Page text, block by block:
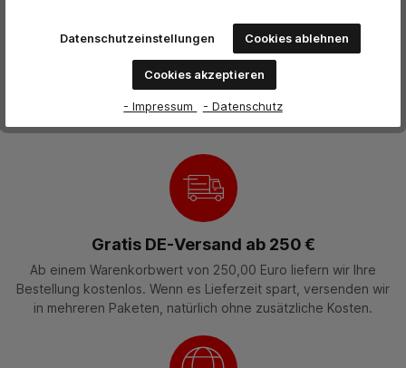
wir beraten Sie schnell, kompetent und unverbindlich.
+49 7545 933 9945
Mo-Fr, 09:00 - 16:00 Uhr
E-Mail-Beratung
Gratis DE-Versand ab 250 €
Ab einem Warenkorbwert von 250,00 Euro liefern wir Ihre
Bestellung kostenlos. Wenn es Lieferzeit spart, versenden wir
in mehreren Paketen, natürlich ohne zusätzliche Kosten.
Datenschutzeinstellungen Cookies ablehnen
Cookies akzeptieren
- Impressum - Datenschutz